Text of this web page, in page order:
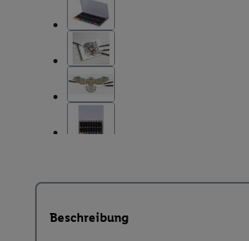
Beschreibung